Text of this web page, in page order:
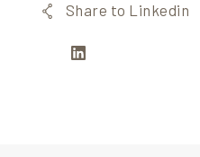
Share to Linkedin